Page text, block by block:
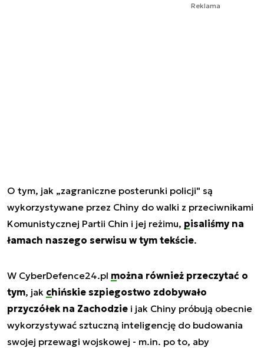
Reklama
O tym, jak „zagraniczne posterunki policji" są
wykorzystywane przez Chiny do walki z przeciwnikami
Komunistycznej Partii Chin i jej reżimu, pisaliśmy na
łamach naszego serwisu w tym tekście.
W CyberDefence24.pl można również przeczytać o
tym, jak chińskie szpiegostwo zdobywało
przyczółek na Zachodzie i jak Chiny próbują obecnie
wykorzystywać sztuczną inteligencję do budowania
swojej przewagi wojskowej - m.in. po to, aby